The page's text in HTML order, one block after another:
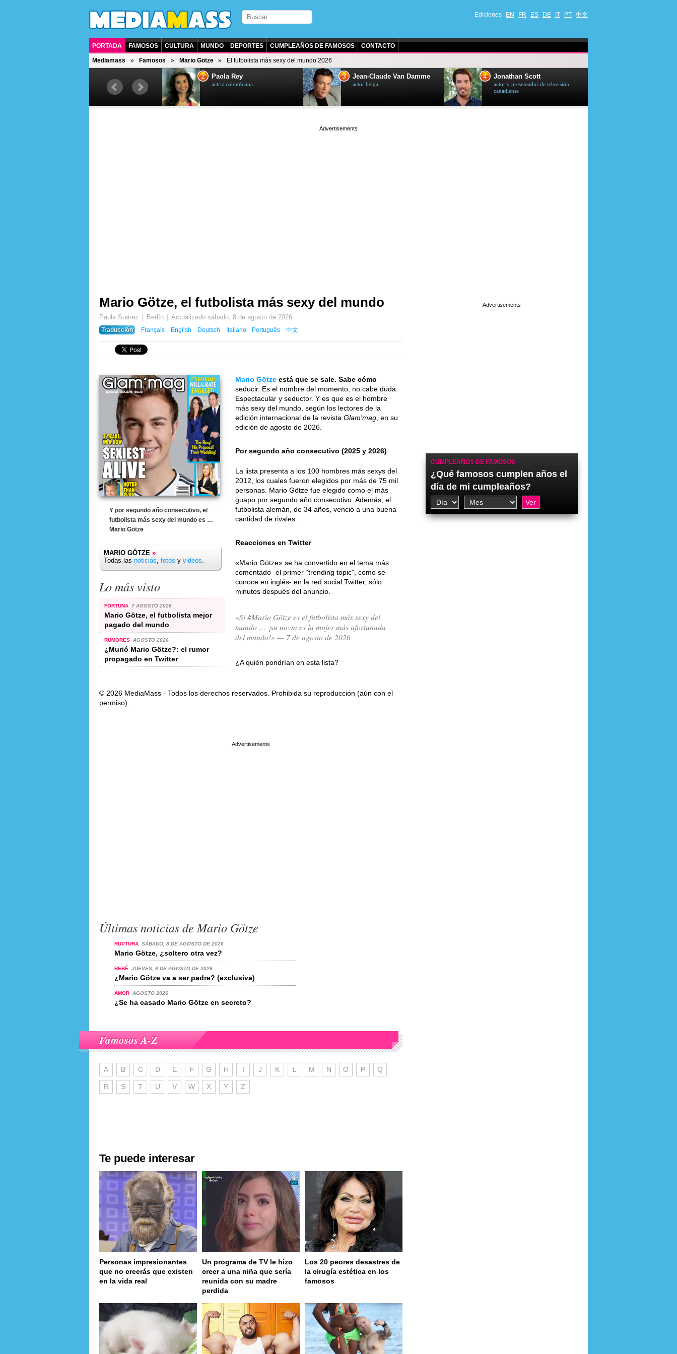
Ediciones EN FR ES DE IT PT 中文
PORTADA FAMOSOS CULTURA MUNDO DEPORTES CUMPLEAÑOS DE FAMOSOS CONTACTO
Mediamass Famosos Mario Götze El futbolista más sexy del mundo 2026
actor y presentador de televisión
2 Paola Rey
actriz colombiana
3 Jean-Claude Van Damme
actor belga
4 Jonathan Scott
actor y presentador de televisión
canadiense
Mario Götze, el futbolista más sexy del mundo
Paula Suárez Berlín Actualizadosábado, 8 de agosto de 2026
Traducción
Français English Deutsch Italiano Português 中文
Y por segundo año consecutivo, el
futbolista más sexy del mundo es …
Mario Götze
MARIO GÖTZE »
Todas las noticias, fotos y videos.
Lo más visto
FORTUNA 7 AGOSTO 2026
Mario Götze, el futbolista mejor
pagado del mundo
RUMORES AGOSTO 2026
¿Murió Mario Götze?: el rumor
propagado en Twitter
Mario Götze está que se sale. Sabe cómo
seducir. Es el nombre del momento, no cabe duda.
Espectacular y seductor. Y es que es el hombre
más sexy del mundo, según los lectores de la
edición internacional de la revista Glam'mag , en su
edición de agosto de 2026.
Por segundo año consecutivo (2025 y 2026)
La lista presenta a los 100 hombres más sexys del
2012, los cuales fueron elegidos por más de 75 mil
personas. Mario Götze fue elegido como el más
guapo por segundo año consecutivo. Además, el
futbolista alemán, de 34 años, venció a una buena
cantidad de rivales.
Reacciones en Twitter
«Mario Götze» se ha convertido en el tema más
comentado -el primer “trending topic”, como se
conoce en inglés- en la red social Twitter, sólo
minutos después del anuncio.
«Si #Mario Götze es el futbolista más sexy del
mundo … ¡su novia es la mujer más afortunada
del mundo!» — 7 de agosto de 2026
¿A quién pondrían en esta lista?
© 2026 MediaMass - Todos los derechos reservados. Prohibida su reproducción (aún con el
permiso).
Últimas noticias de Mario Götze
RUPTURA SÁBADO, 8 DE AGOSTO DE 2026
Mario Götze, ¿soltero otra vez?
BEBÉ JUEVES, 6 DE AGOSTO DE 2026
¿Mario Götze va a ser padre? (exclusiva)
AMOR AGOSTO 2026
¿Se ha casado Mario Götze en secreto?
Famosos A-Z
A B C D E F G H I J K L M N O P Q
R S T U V W X Y Z
Te puede interesar
Personas impresionantes
que no creerás que existen
en la vida real
Un programa de TV le hizo
creer a una niña que sería
reunida con su madre
perdida
Los 20 peores desastres de
la cirugía estética en los
famosos
CUMPLEAÑOS DE FAMOSOS
¿Qué famosos cumplen años el
día de mi cumpleaños?